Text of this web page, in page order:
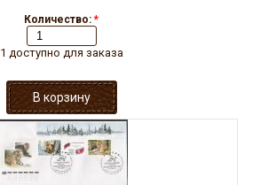
Количество: *
1 доступно для заказа